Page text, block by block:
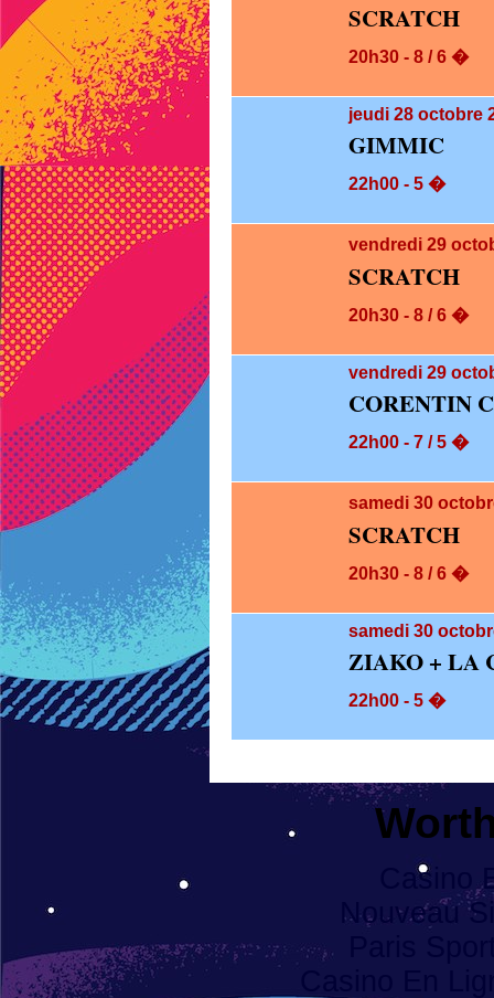
SCRATCH
20h30 - 8 / 6 �
jeudi 28 octobre
GIMMIC
22h00 - 5 �
vendredi 29
SCRATCH
20h30 - 8 / 6 �
vendredi 29
CORENTIN
22h00 - 7 / 5 �
samedi 30
SCRATCH
20h30 - 8 / 6 �
samedi 30
ZIAKO + LA
22h00 - 5 �
Casino
Nouveau